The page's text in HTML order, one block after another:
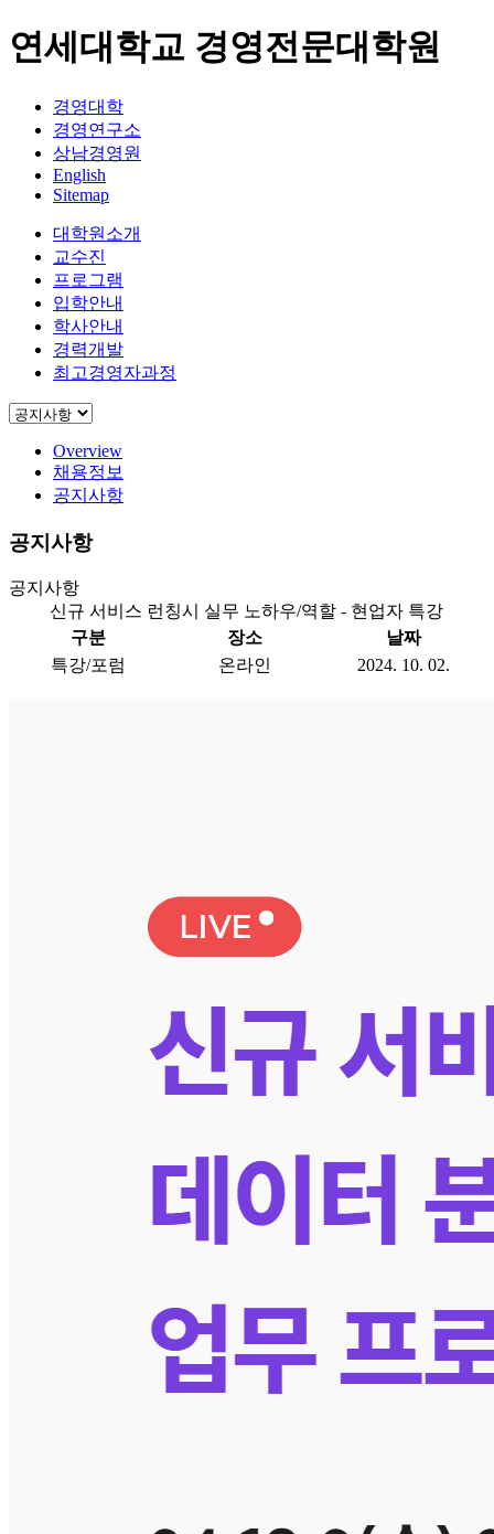
연세대학교 경영전문대학원
경영대학
경영연구소
상남경영원
English
Sitemap
대학원소개
교수진
프로그램
입학안내
학사안내
경력개발
최고경영자과정
Overview
채용정보
공지사항
공지사항
공지사항
신규 서비스 런칭시 실무 노하우/역할 - 현업자 특강
구분
장소
날짜
특강/포럼
온라인 2024. 10. 02.